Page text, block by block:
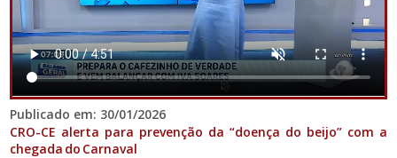
Publicado em: 30/01/2026
CRO-CE alerta para prevenção da “doença do beijo” com a
chegada do Carnaval